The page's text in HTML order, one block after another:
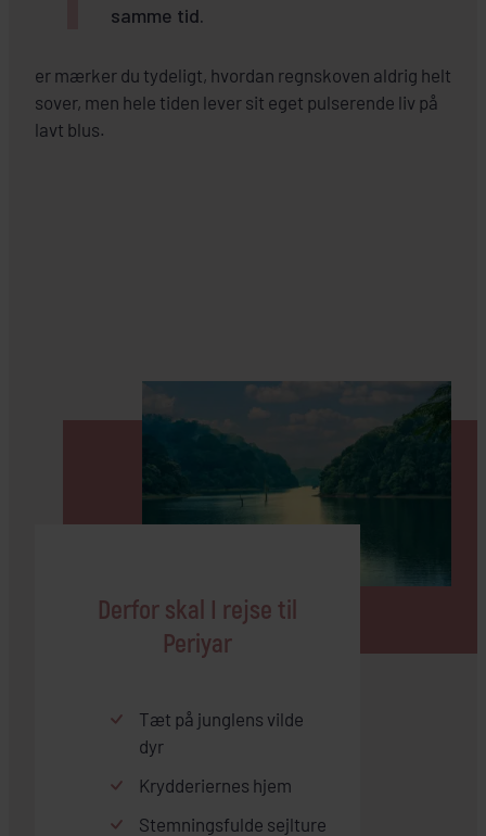
samme tid.
er mærker du tydeligt, hvordan regnskoven aldrig helt
sover, men hele tiden lever sit eget pulserende liv på
lavt blus.
Derfor skal I rejse til
Periyar
Tæt på junglens vilde
dyr
Krydderiernes hjem
Stemningsfulde sejlture